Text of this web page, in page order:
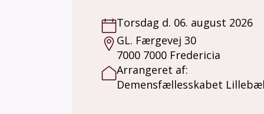
Torsdag d. 06. august 2026
GL. Færgevej 30
7000 7000 Fredericia
Arrangeret af:
Demensfællesskabet